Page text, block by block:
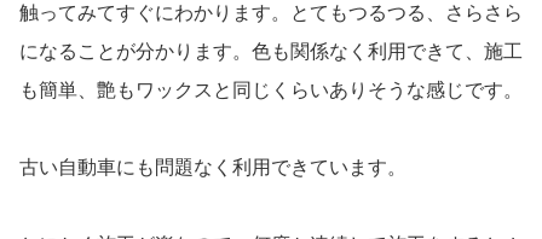
触ってみてすぐにわかります。とてもつるつる、さらさら
になることが分かります。色も関係なく利用できて、施工
も簡単、艶もワックスと同じくらいありそうな感じです。
古い自動車にも問題なく利用できています。